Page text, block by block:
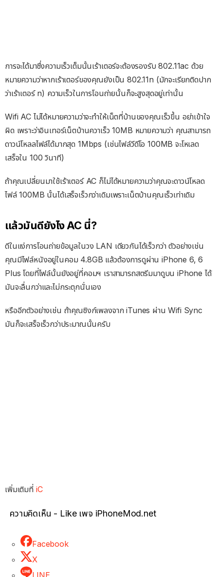
การจะได้มาซึ่งความเร็วเต็มนั้นเร้าเตอร์จะต้องรองรับ 802.11ac ด้วย
หมายความว่าหากเร้าเตอร์ของคุณยังเป็น 802.11n (มักจะเรียกติดปาก
ว่าเร้าเตอร์ n) ความเร็วในการโอนถ่ายนั้นก็จะสูงสุดอยู่เท่านั้น
Wifi AC ไม่ได้หมายความว่าจะทำให้เน็ตที่บ้านของคุณเร็วขึ้น อย่าเข้าใจ
ผิด เพราะว่าอินเทอร์เน็ตบ้านควาเร็ว 10MB หมายความว่า คุณสามารถ
ดาวน์โหลลไฟล์ได้มากสุด 1Mbps (เช่นไฟล์วีดีโอ 100MB จะโหเลด
เสร็จใน 100 วินาที)
ถ้าคุณเปลี่ยนมาใช้เร้าเตอร์ AC ก็ไม่ได้หมายความว่าคุณจะดาวน์โหลด
ไฟล์ 100MB นั้นได้เสร็จเร็วกว่าเดิมเพราะเน็ตบ้านคุณเร็วเท่าเดิม
แล้วมันดียังไง AC นี่?
ดีในแง่การโอนถ่ายข้อมูลในวง LAN เดียวกันได้เร็วกว่า ตัวอย่างเช่น
คุณมีไฟล์หนังอยู่ในคอม 4.8GB แล้วต้องการดูผ่าน iPhone 6, 6
Plus โดยที่ไฟล์นั้นยังอยู่ที่คอมฯ เราสามารถสตรีมมาดูบน iPhone ได้
มันจะลื่นกว่าและไม่กระตุกนั่นเอง
หรืออีกตัวอย่างเช่น ถ้าคุณซิงก์เพลงจาก iTunes ผ่าน Wifi Sync
มันก็จะเสร็จเร็วกว่าประมาณนั้นครับ
เพิ่มเติมที่ iC
ความคิดเห็น - Like เพจ iPhoneMod.net
Facebook
X
LINE